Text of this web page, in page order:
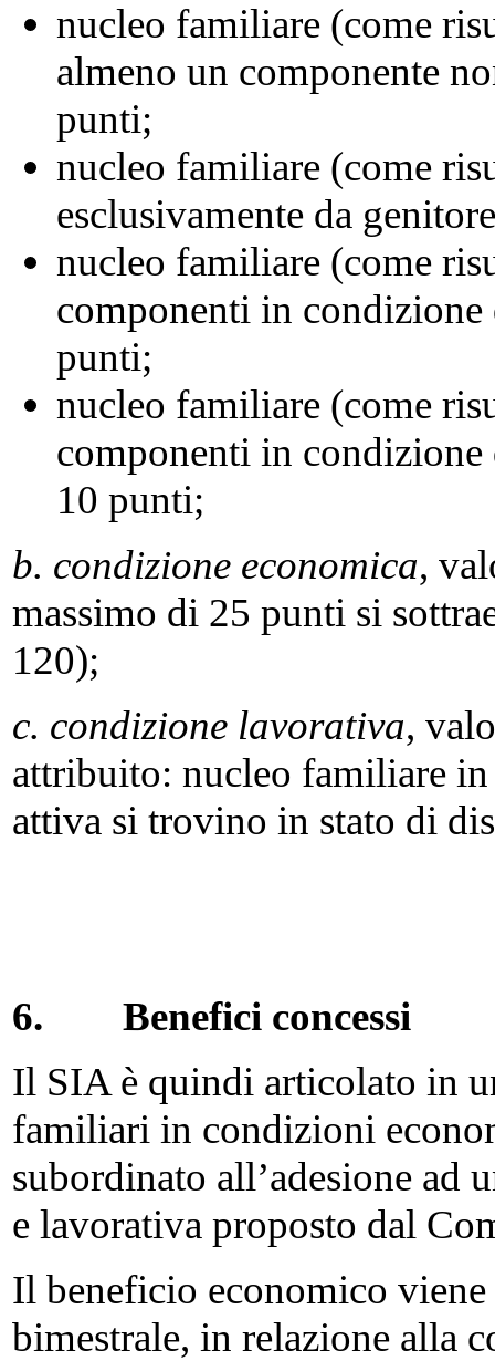
nucleo familiare (come
almeno un componente
punti;
nucleo familiare (come
esclusivamente da
nucleo familiare (come
componenti in condizione
punti;
nucleo familiare (come
componenti in condizione
10 punti;
b. condizione economica,
massimo di 25 punti si
120);
c. condizione lavorativa,
attribuito: nucleo familiare
attiva si trovino in stato di
6. Benefici concessi
Il SIA è quindi articolato in
familiari in condizioni
subordinato all’adesione ad
e lavorativa proposto dal
Il beneficio economico viene
bimestrale, in relazione alla